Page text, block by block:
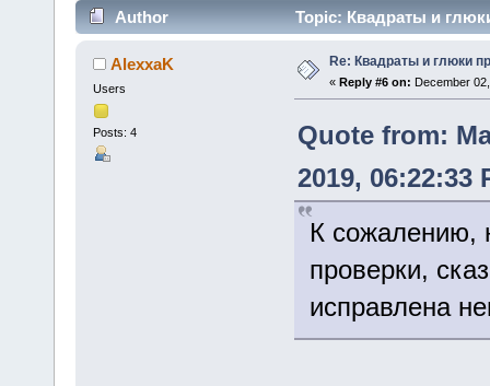
Author Topic: Квадраты и
AlexxaK
Users
Posts: 4
Re: Квадраты и глюки
« Reply #6 on: December
Quote from:
2019, 06:22:33
К сожалению,
проверки,
исправлена